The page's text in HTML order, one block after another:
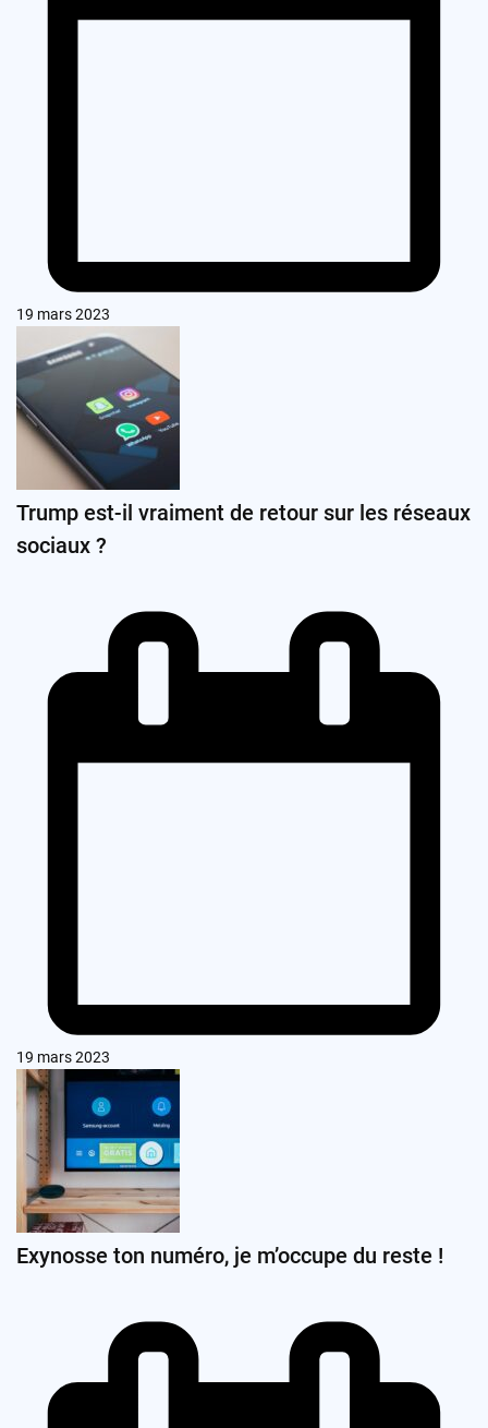
19 mars 2023
Trump est-il vraiment de retour sur les réseaux
sociaux ?
19 mars 2023
Exynosse ton numéro, je m’occupe du reste !